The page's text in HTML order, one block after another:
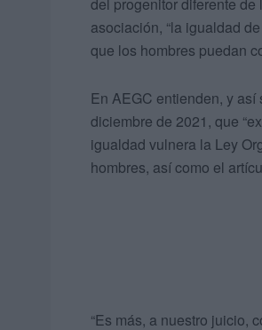
del progenitor diferente de
asociación, “la igualdad
que los hombres puedan
En AEGC entienden, y
diciembre de 2021, que
igualdad vulnera la Ley
hombres, así como el
“Es más, a nuestro juicio,